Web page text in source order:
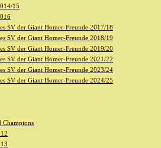
15
SV der Giant Homer-Freunde 2017/18
SV der Giant Homer-Freunde 2018/19
SV der Giant Homer-Freunde 2019/20
SV der Giant Homer-Freunde 2021/22
SV der Giant Homer-Freunde 2023/24
SV der Giant Homer-Freunde 2024/25
Champions